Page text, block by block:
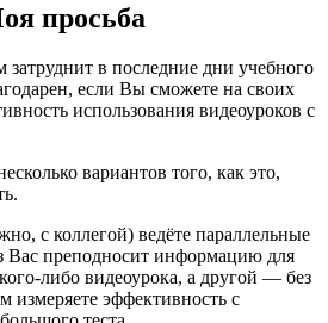
просьба
затруднит в последние дни учебного
если Вы сможете на своих
использования видеоуроков с
вариантов того, как это,
с коллегой) ведёте параллельные
Вас преподносит информацию для
либо видеоурока, а другой — без
измеряете эффективность с